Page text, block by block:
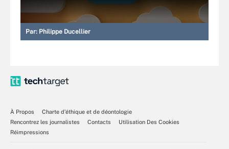
Par: Philippe Ducellier
À Propos
Charte d’éthique et de déontologie
Rencontrez les journalistes
Contacts
Utilisation Des Cookies
Réimpressions